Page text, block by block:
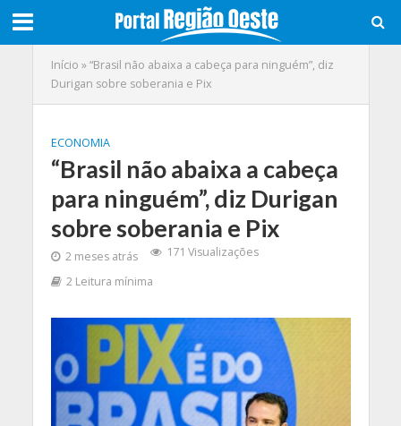
Início »“Brasil não abaixa a cabeça para ninguém”, diz
Durigan sobre soberania e Pix
ECONOMIA
“Brasil não abaixa a cabeça
para ninguém”, diz Durigan
sobre soberania e Pix
2 meses atrás
171 Visualizações
2 Leitura mínima